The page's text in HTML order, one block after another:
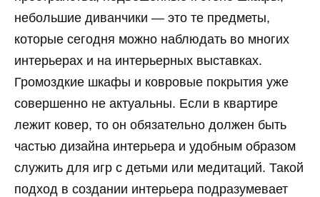
небольшие диванчики — это те предметы,
которые сегодня можно наблюдать во многих
интерьерах и на интерьерных выставках.
Громоздкие шкафы и ковровые покрытия уже
совершенно не актуальны. Если в квартире
лежит ковер, то он обязательно должен быть
частью дизайна интерьера и удобным образом
служить для игр с детьми или медитаций. Такой
подход в создании интерьера подразумевает